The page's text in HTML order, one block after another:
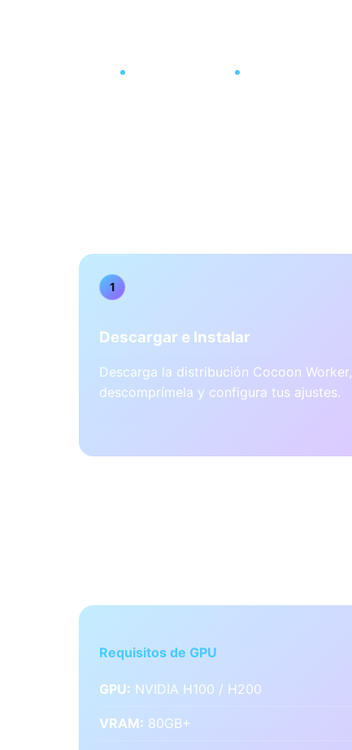
1
Descargar e Instalar
Descarga la distribución Cocoon Worker,
descomprímela y configura tus ajustes.
Requisitos de GPU
GPU: NVIDIA H100 / H200
VRAM: 80GB+